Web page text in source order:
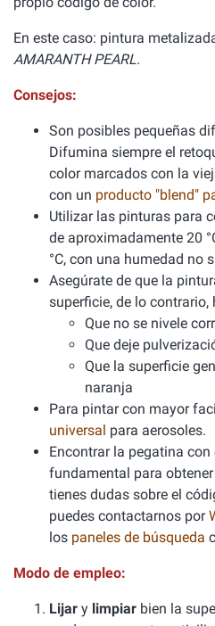
En este caso: pintura
AMARANTH PEARL.
Consejos:
Son posibles pequeñas
Difumina siempre el
color marcados con la
con un producto "blend"
Utilizar las pinturas para
de aproximadamente 20
°C, con una humedad no
Asegúrate de que la
superficie, de lo contrario,
Que no se nivele
Que deje
Que la superficie
naranja
Para pintar con mayor
universal para aerosoles.
Encontrar la pegatina
fundamental para
tienes dudas sobre el
puedes contactarnos por
los paneles de búsqueda
Modo de empleo:
Lijar y limpiar bien la